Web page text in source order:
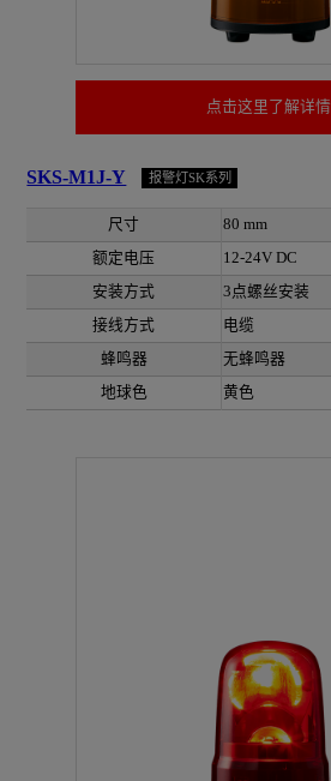
点击这里了解详情
SKS-M1J-Y 报警灯SK系列
尺寸
80 mm
额定电压
12-24V DC
安装方式
3点螺丝安装
接线方式
电缆
蜂鸣器
无蜂鸣器
地球色
黄色